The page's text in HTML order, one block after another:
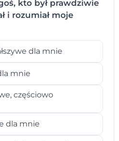
kto był prawdziwie
i rozumiał moje
dla mnie
mnie
częściowo
dla mnie